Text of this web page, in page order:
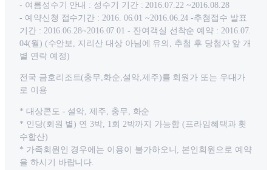
- 여름성수기 안내 : 성수기 기간 : 2016.07.22 ~2016.08.28
- 예약신청 접수기간 : 2016. 06.01 ~2016.06.24 -추첨접수 발표
기간 : 2016.06.28~2016.07.01 - 잔여객실 선착순 예약 : 2016.07.
04(월) (수안보, 지리산 대상 아님에 유의, 추첨 후 당첨자 앞 개
별 연락 예정)
전국 금호리조트(충무,화순,설악,제주)를 회원가 또는 우대가
로 이용
* 대상콘도 - 설악, 제주, 충무, 화순
* 인당(회원 별) 연 3박, 1회 2박까지 가능함 (프라임혜택과 횟
수합산)
* 가족회원인 경우에는 이용이 불가하오니, 본인회원으로 예약
을 하시기 바랍니다.